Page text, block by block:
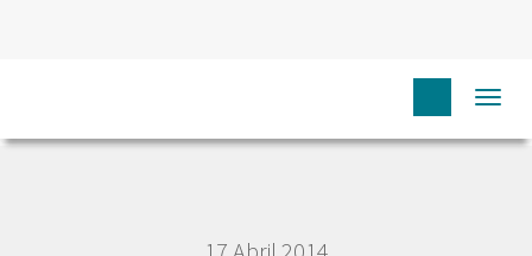
IPO DO
PORTO RECEBEU O PRIMEIRO DOENTE HÁ 40 ANOS – SIC